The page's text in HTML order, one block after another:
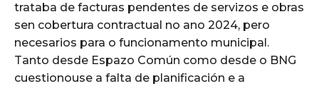
trataba de facturas pendentes de servizos e obras
sen cobertura contractual no ano 2024, pero
necesarios para o funcionamento municipal.
Tanto desde Espazo Común como desde o BNG
cuestionouse a falta de planificación e a